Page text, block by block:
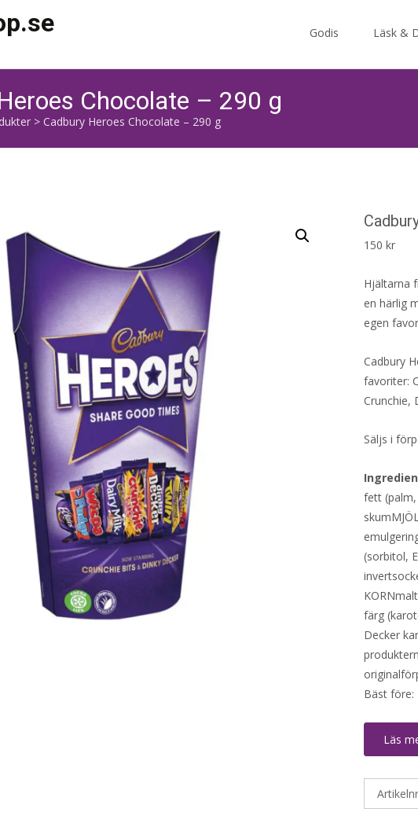
Godis Läsk &
Chocolate – 290 g
> Cadbury Heroes Chocolate – 290 g
150 kr
Hjältarna
en härlig
egen
Cadbury
favoriter:
Crunchie,
Säljs i
fett (palm,
(sorbitol,
färg
Decker
Bäst före:
Läs